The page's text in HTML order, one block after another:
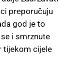
preporučuju
god je to
i smrznute
tijekom cijele